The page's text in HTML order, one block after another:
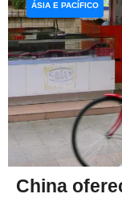
China
ÁSIA E PACÍFICO